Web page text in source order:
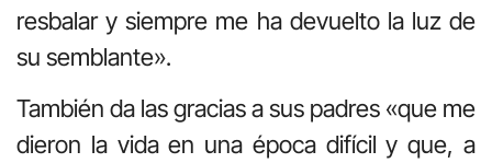
resbalar y siempre me ha devuelto la luz de
su semblante».
También da las gracias a sus padres «que me
dieron la vida en una época difícil y que, a